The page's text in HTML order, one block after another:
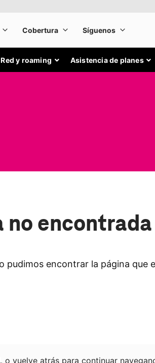
Red y roaming Asistencia de planes